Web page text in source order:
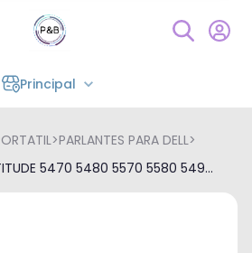
Principal
>PARLANTES PARA DELL>
5470 5480 5570 5580 549...